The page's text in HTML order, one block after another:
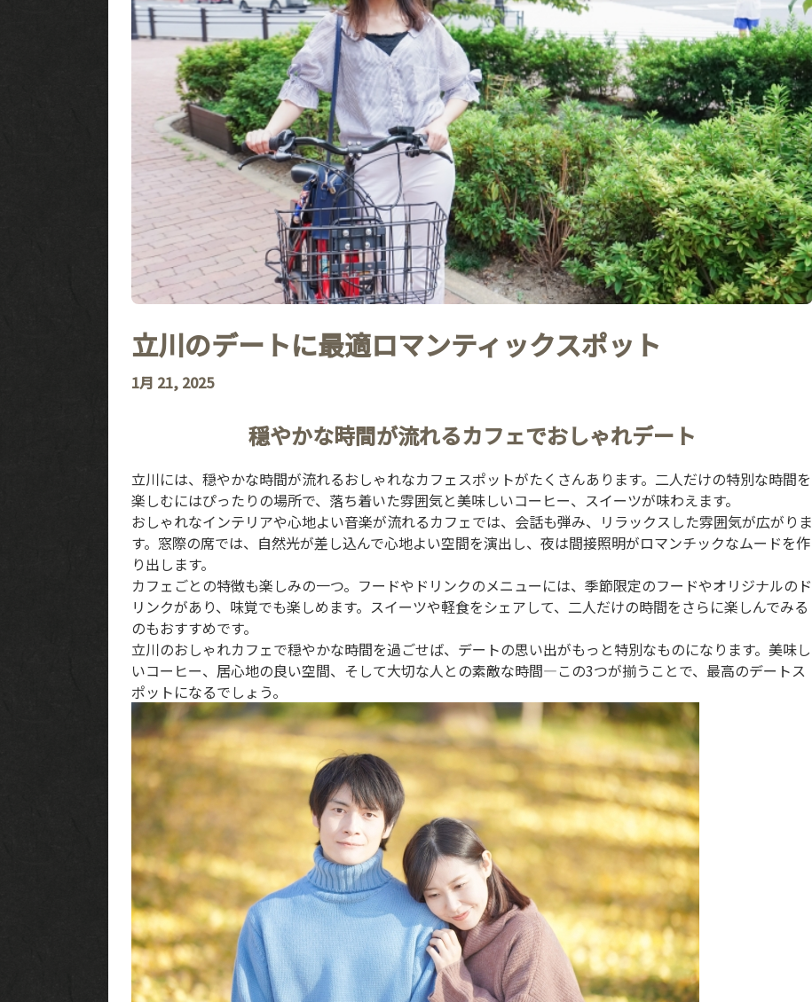
立川のデートに最適ロマンティックスポット
1月 21, 2025
穏やかな時間が流れるカフェでおしゃれデート
立川には、穏やかな時間が流れるおしゃれなカフェスポットがたくさんあります。二人だけの特別な時間を
楽しむにはぴったりの場所で、落ち着いた雰囲気と美味しいコーヒー、スイーツが味わえます。
おしゃれなインテリアや心地よい音楽が流れるカフェでは、会話も弾み、リラックスした雰囲気が広がりま
す。窓際の席では、自然光が差し込んで心地よい空間を演出し、夜は間接照明がロマンチックなムードを作
り出します。
カフェごとの特徴も楽しみの一つ。フードやドリンクのメニューには、季節限定のフードやオリジナルのド
リンクがあり、味覚でも楽しめます。スイーツや軽食をシェアして、二人だけの時間をさらに楽しんでみる
のもおすすめです。
立川のおしゃれカフェで穏やかな時間を過ごせば、デートの思い出がもっと特別なものになります。美味し
いコーヒー、居心地の良い空間、そして大切な人との素敵な時間—この3つが揃うことで、最高のデートス
ポットになるでしょう。